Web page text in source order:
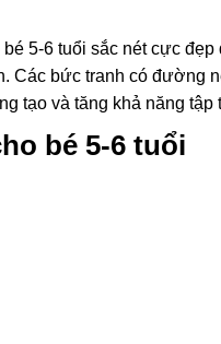
5-6 tuổi sắc nét cực
Các bức tranh có đường
tạo và tăng khả năng
bé 5-6 tuổi